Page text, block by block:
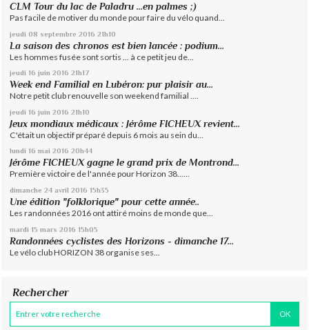
CLM Tour du lac de Paladru ...en palmes ;)
Pas facile de motiver du monde pour faire du vélo quand...
jeudi 08 septembre 2016 21h10
La saison des chronos est bien lancée : podium...
Les hommes fusée sont sortis ... à ce petit jeu de...
jeudi 16 juin 2016 21h17
Week end Familial en Lubéron: pur plaisir au...
Notre petit club renouvelle son weekend familial ....
jeudi 16 juin 2016 21h10
Jeux mondiaux médicaux : Jérôme FICHEUX revient...
C'était un objectif préparé depuis 6 mois au sein du...
lundi 16 mai 2016 20h44
Jérôme FICHEUX gagne le grand prix de Montrond...
Première victoire de l'année pour Horizon 38......
dimanche 24 avril 2016 15h35
Une édition "folklorique" pour cette année..
Les randonnées 2016 ont attiré moins de monde que...
mardi 15 mars 2016 15h05
Randonnées cyclistes des Horizons - dimanche 17...
Le vélo club HORIZON 38 organise ses...
Rechercher